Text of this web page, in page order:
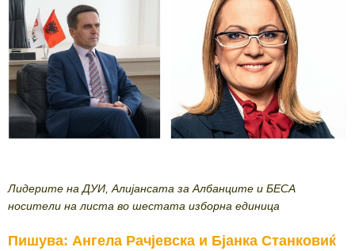
Лидерите на ДУИ, Алијансата за Албанците и БЕСА
носители на листа во шестата изборна единица
Пишува: Ангела Рачјевска и Бјанка Станковиќ